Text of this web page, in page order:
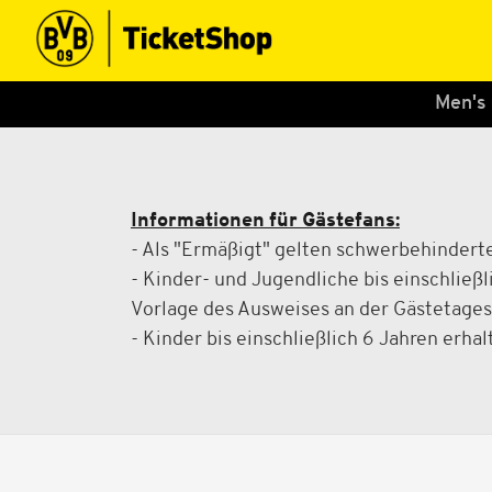
Men's
Informationen für Gästefans:
- Als "Ermäßigt" gelten
- Kinder- und Jugendliche bis
Vorlage des Ausweises an der
- Kinder bis einschließlich 6 Jahren